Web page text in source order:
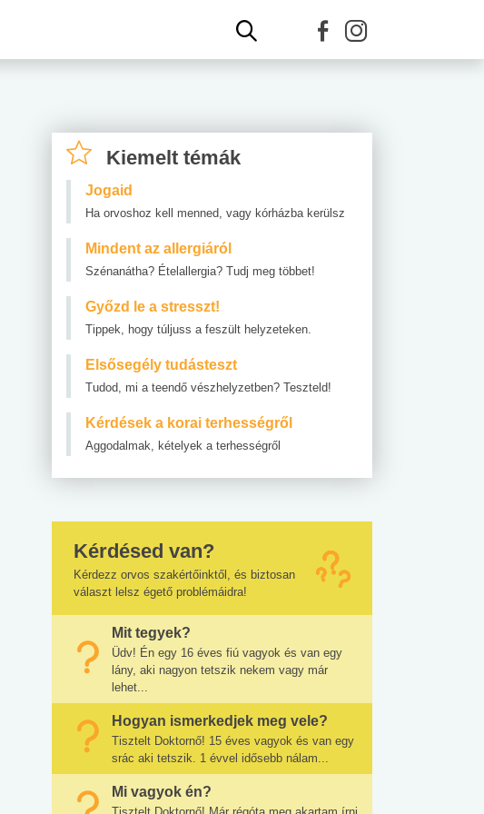
Kiemelt témák
Jogaid
Ha orvoshoz kell menned, vagy kórházba kerülsz
Mindent az allergiáról
Szénanátha? Ételallergia? Tudj meg többet!
Győzd le a stresszt!
Tippek, hogy túljuss a feszült helyzeteken.
Elsősegély tudásteszt
Tudod, mi a teendő vészhelyzetben? Teszteld!
Kérdések a korai terhességről
Aggodalmak, kételyek a terhességről
Kérdésed van?
Kérdezz orvos szakértőinktől, és biztosan
választ lelsz égető problémáidra!
Mit tegyek?
Üdv! Én egy 16 éves fiú vagyok és van egy
lány, aki nagyon tetszik nekem vagy már
lehet...
Hogyan ismerkedjek meg vele?
Tisztelt Doktornő! 15 éves vagyok és van egy
srác aki tetszik. 1 évvel idősebb nálam...
Mi vagyok én?